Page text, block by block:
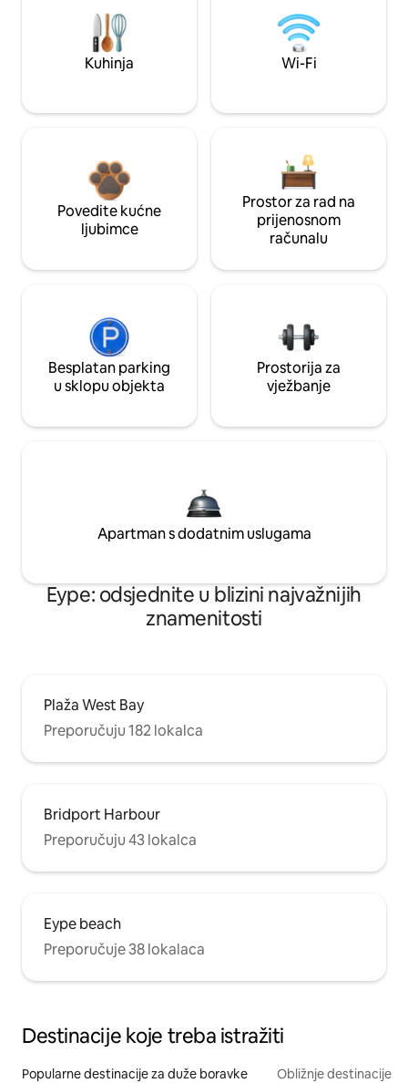
Kuhinja Wi-Fi
Povedite kućne
ljubimce
Prostor za rad na
prijenosnom
računalu
Besplatan parking
u sklopu objekta
Prostorija za
vježbanje
Apartman s dodatnim uslugama
Eype: odsjednite u blizini najvažnijih
znamenitosti
Plaža West Bay
Preporučuju 182 lokalca
Bridport Harbour
Preporučuju 43 lokalca
Eype beach
Preporučuje 38 lokalaca
Destinacije koje treba istražiti
Popularne destinacije za duže boravke Obližnje destinacije